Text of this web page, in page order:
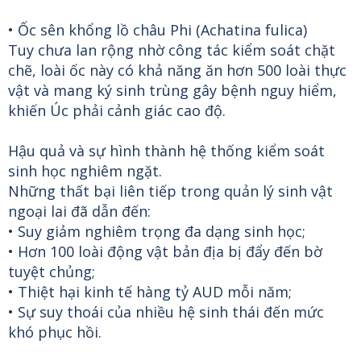
• Ốc sên khổng lồ châu Phi (Achatina fulica)
Tuy chưa lan rộng nhờ công tác kiểm soát chặt
chẽ, loài ốc này có khả năng ăn hơn 500 loài thực
vật và mang ký sinh trùng gây bệnh nguy hiểm,
khiến Úc phải cảnh giác cao độ.
Hậu quả và sự hình thành hệ thống kiểm soát
sinh học nghiêm ngặt.
Những thất bại liên tiếp trong quản lý sinh vật
ngoại lai đã dẫn đến:
• Suy giảm nghiêm trọng đa dạng sinh học;
• Hơn 100 loài động vật bản địa bị đẩy đến bờ
tuyệt chủng;
• Thiệt hại kinh tế hàng tỷ AUD mỗi năm;
• Sự suy thoái của nhiều hệ sinh thái đến mức
khó phục hồi.